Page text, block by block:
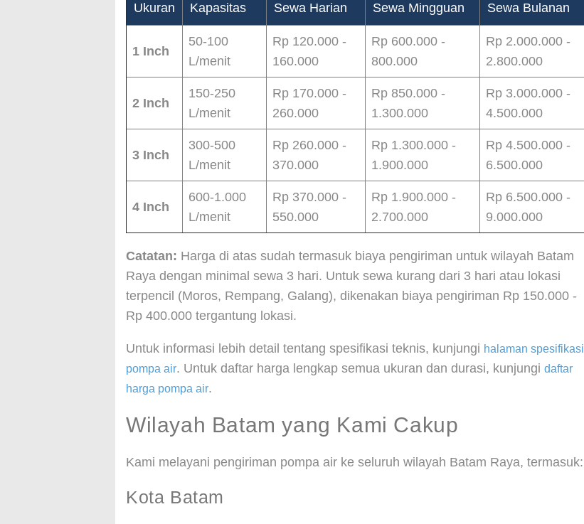
Ukuran Kapasitas Sewa Harian Sewa Mingguan Sewa Bulanan
1 Inch
50-100
L/menit
Rp 120.000 -
160.000
Rp 600.000 -
800.000
Rp 2.000.000 -
2.800.000
2 Inch
150-250
L/menit
Rp 170.000 -
260.000
Rp 850.000 -
1.300.000
Rp 3.000.000 -
4.500.000
3 Inch
300-500
L/menit
Rp 260.000 -
370.000
Rp 1.300.000 -
1.900.000
Rp 4.500.000 -
6.500.000
4 Inch
600-1.000
L/menit
Rp 370.000 -
550.000
Rp 1.900.000 -
2.700.000
Rp 6.500.000 -
9.000.000
Catatan: Harga di atas sudah termasuk biaya pengiriman untuk wilayah Batam
Raya dengan minimal sewa 3 hari. Untuk sewa kurang dari 3 hari atau lokasi
terpencil (Moros, Rempang, Galang), dikenakan biaya pengiriman Rp 150.000 -
Rp 400.000 tergantung lokasi.
Untuk informasi lebih detail tentang spesifikasi teknis, kunjungi halaman spesifikasi
pompa air. Untuk daftar harga lengkap semua ukuran dan durasi, kunjungi daftar
harga pompa air.
Wilayah Batam yang Kami Cakup
Kami melayani pengiriman pompa air ke seluruh wilayah Batam Raya, termasuk:
Kota Batam